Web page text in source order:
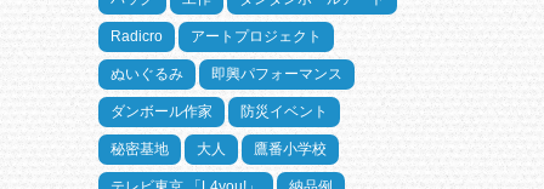
Radicro アートプロジェクト
ぬいぐるみ 即興パフォーマンス
ダンボール作家 防災イベント
秘密基地 大人 鷹番小学校